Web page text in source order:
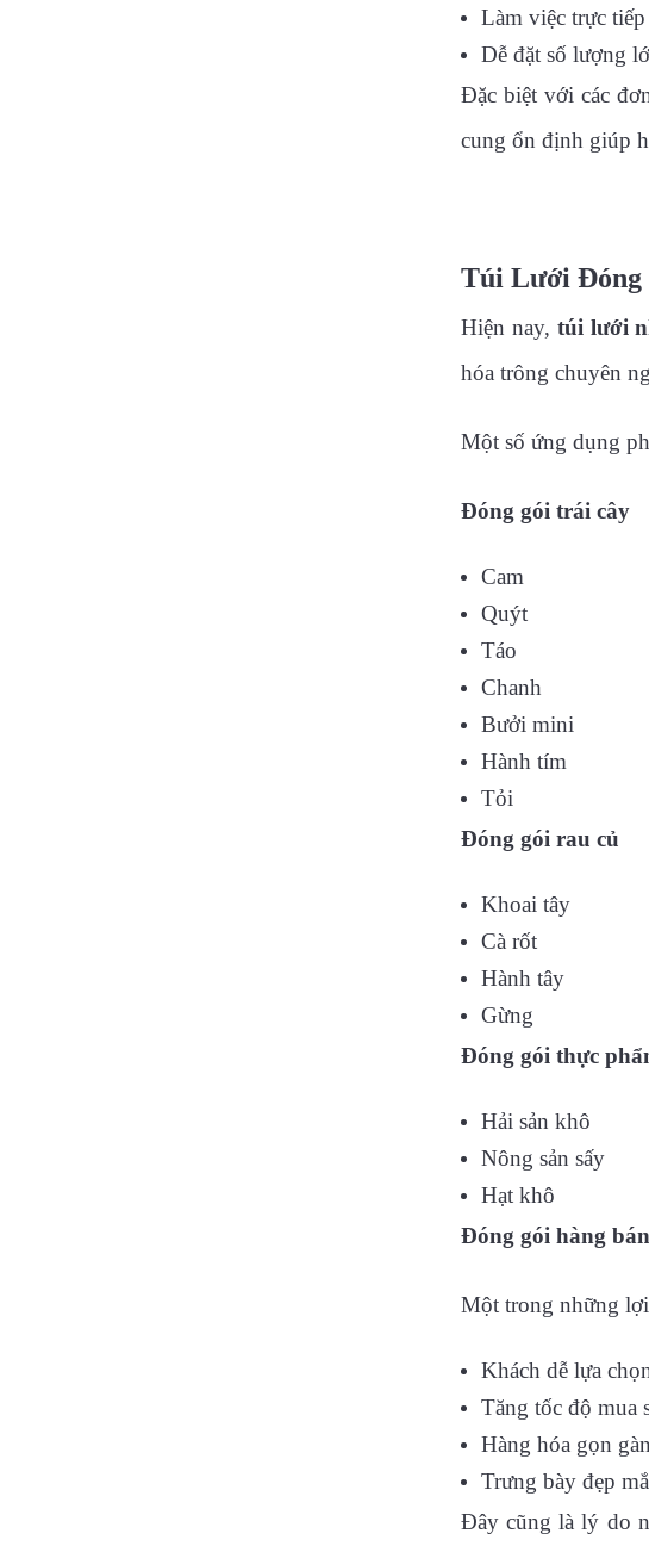
Làm việc trực
Dễ đặt số lượng
Đặc biệt với các
cung ổn định giúp
Túi Lưới Đóng
Hiện nay, túi lưới
hóa trông chuyên
Một số ứng dụng
Đóng gói trái cây
Cam
Quýt
Táo
Chanh
Bưởi mini
Hành tím
Tỏi
Đóng gói rau củ
Khoai tây
Cà rốt
Hành tây
Gừng
Đóng gói thực
Hải sản khô
Nông sản sấy
Hạt khô
Đóng gói hàng
Một trong những
Khách dễ lựa
Tăng tốc độ mua
Hàng hóa gọn
Trưng bày đẹp
Đây cũng là lý do